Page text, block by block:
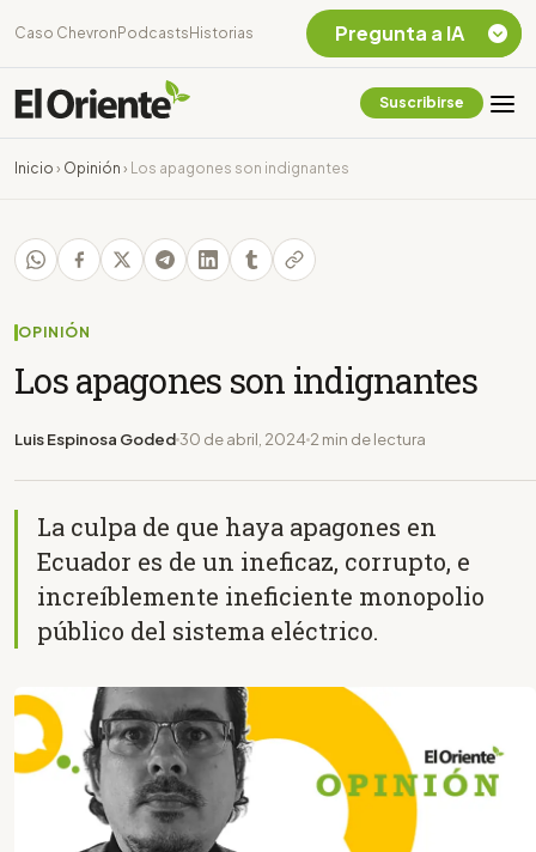
Caso Chevron Podcasts Historias
Suscribirse
Inicio › Opinión › Los apagones son indignantes
OPINIÓN
Los apagones son indignantes
Luis Espinosa Goded30 de abril, 2024 2 min de lectura
La culpa de que haya apagones en
Ecuador es de un ineficaz, corrupto, e
increíblemente ineficiente monopolio
público del sistema eléctrico.
Pregunta a IA